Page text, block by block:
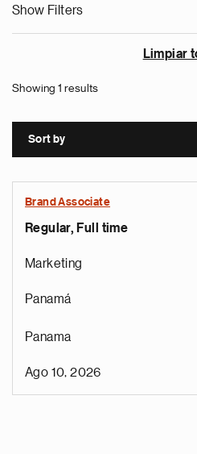
Show Filters
Limpiar
Showing 1 results
Sort by
Brand Associate
Regular, Full time
Marketing
Panamá
Panama
Ago 10, 2026